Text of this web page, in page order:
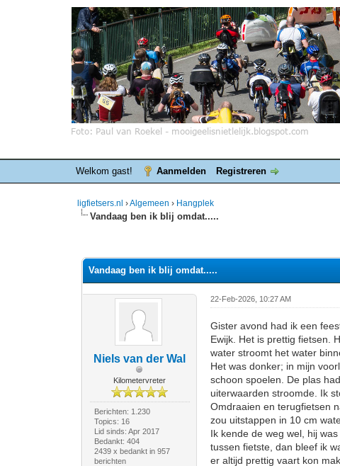
Welkom gast! Aanmelden Registreren
ligfietsers.nl ›Algemeen › Hangplek
Vandaag ben ik blij omdat.....
Vandaag ben ik blij omdat.....
Niels van der Wal
Kilometervreter
Berichten: 1.230
Topics: 16
Lid sinds: Apr 2017
Bedankt: 404
2439 x bedankt in 957
berichten
22-Feb-2026, 10:27 AM
Gister avond had ik een
Ewijk. Het is prettig fietsen.
water stroomt het water
Het was donker; in mijn
schoon spoelen. De plas
uiterwaarden stroomde. Ik
Omdraaien en terugfietsen
zou uitstappen in 10 cm
Ik kende de weg wel, hij
tussen fietste, dan bleef ik
er altijd prettig vaart kon